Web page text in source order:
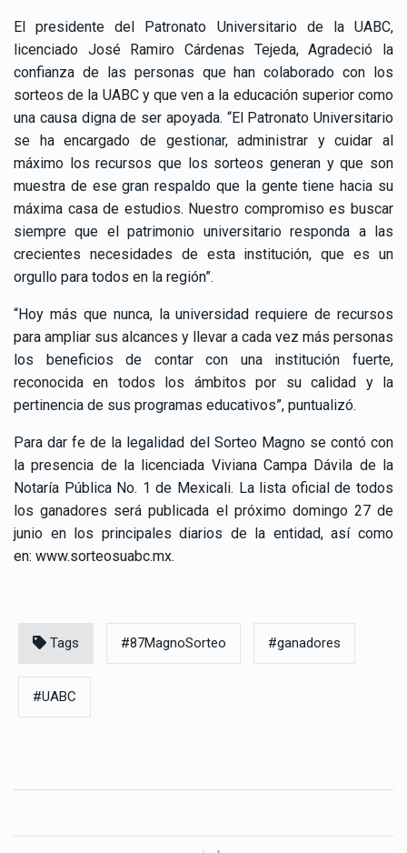
El presidente del Patronato Universitario de la UABC,
licenciado José Ramiro Cárdenas Tejeda, Agradeció la
confianza de las personas que han colaborado con los
sorteos de la UABC y que ven a la educación superior como
una causa digna de ser apoyada. “El Patronato Universitario
se ha encargado de gestionar, administrar y cuidar al
máximo los recursos que los sorteos generan y que son
muestra de ese gran respaldo que la gente tiene hacia su
máxima casa de estudios. Nuestro compromiso es buscar
siempre que el patrimonio universitario responda a las
crecientes necesidades de esta institución, que es un
orgullo para todos en la región”.
“Hoy más que nunca, la universidad requiere de recursos
para ampliar sus alcances y llevar a cada vez más personas
los beneficios de contar con una institución fuerte,
reconocida en todos los ámbitos por su calidad y la
pertinencia de sus programas educativos”, puntualizó.
Para dar fe de la legalidad del Sorteo Magno se contó con
la presencia de la licenciada Viviana Campa Dávila de la
Notaría Pública No. 1 de Mexicali. La lista oficial de todos
los ganadores será publicada el próximo domingo 27 de
junio en los principales diarios de la entidad, así como
en: www.sorteosuabc.mx.
Tags #87MagnoSorteo #ganadores
#UABC